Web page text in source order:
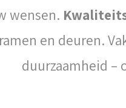
wensen.
en deuren.
duurzaamheid –